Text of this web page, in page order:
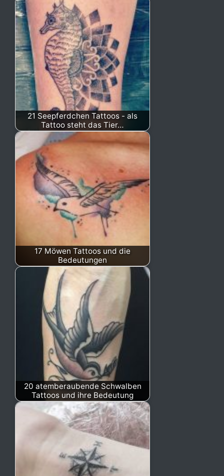
21 Seepferdchen Tattoos - als
Tattoo steht das Tier…
17 Möwen Tattoos und die
Bedeutungen
20 atemberaubende Schwalben
Tattoos und ihre Bedeutung